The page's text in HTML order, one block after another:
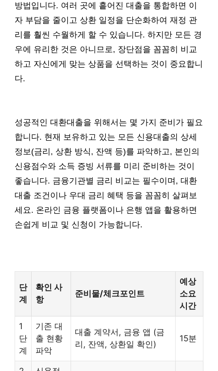
방법입니다. 여러 곳에 흩어진 대출을 통합하면 이
자 부담을 줄이고 상환 일정을 단순화하여 재정 관
리를 훨씬 수월하게 할 수 있습니다. 하지만 모든 경
우에 유리한 것은 아니므로, 장단점을 꼼꼼히 비교
하고 자신에게 맞는 상품을 선택하는 것이 중요합니
다.
성공적인 대환대출을 위해서는 몇 가지 준비가 필요
합니다. 현재 보유하고 있는 모든 신용대출의 상세
정보(금리, 상환 방식, 잔액 등)를 파악하고, 본인의
신용점수와 소득 증빙 서류를 미리 준비하는 것이
좋습니다. 금융기관별 금리 비교는 필수이며, 대환
대출 조건이나 우대 금리 혜택 등을 꼼꼼히 살펴보
세요. 온라인 금융 플랫폼이나 은행 앱을 활용하면
손쉽게 비교 및 신청이 가능합니다.
단
계
확인 사
항
준비물/체크포인트
예상
소요
시간
1
단
계
기존 대
출 현황
파악
대출 계약서, 금융 앱 (금
리, 잔액, 상환일 확인)
15분